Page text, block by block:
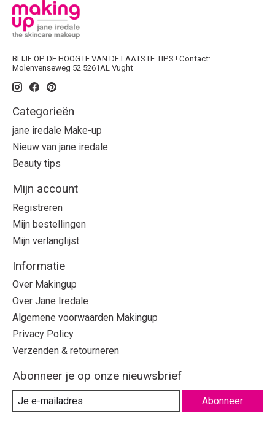
BLIJF OP DE HOOGTE VAN DE LAATSTE TIPS ! Contact:
Molenvenseweg 52 5261AL Vught
Categorieën
jane iredale Make-up
Nieuw van jane iredale
Beauty tips
Mijn account
Registreren
Mijn bestellingen
Mijn verlanglijst
Informatie
Over Makingup
Over Jane Iredale
Algemene voorwaarden Makingup
Privacy Policy
Verzenden & retourneren
Abonneer je op onze nieuwsbrief
Abonneer